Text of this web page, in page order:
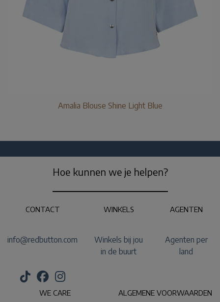
Amalia Blouse Shine Light Blue
Hoe kunnen we je helpen?
CONTACT
info@redbutton.com
WINKELS
Winkels bij jou
in de buurt
AGENTEN
Agenten per
land
WE CARE ALGEMENE VOORWAARDEN